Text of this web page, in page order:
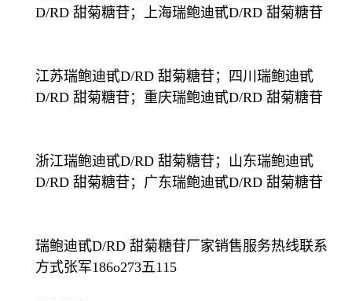
D/RD 甜菊糖苷；上海瑞鲍迪甙D/RD 甜菊糖苷
江苏瑞鲍迪甙D/RD 甜菊糖苷；四川瑞鲍迪甙
D/RD 甜菊糖苷；重庆瑞鲍迪甙D/RD 甜菊糖苷
浙江瑞鲍迪甙D/RD 甜菊糖苷；山东瑞鲍迪甙
D/RD 甜菊糖苷；广东瑞鲍迪甙D/RD 甜菊糖苷
瑞鲍迪甙D/RD 甜菊糖苷厂家销售服务热线联系
方式张军186o273五115